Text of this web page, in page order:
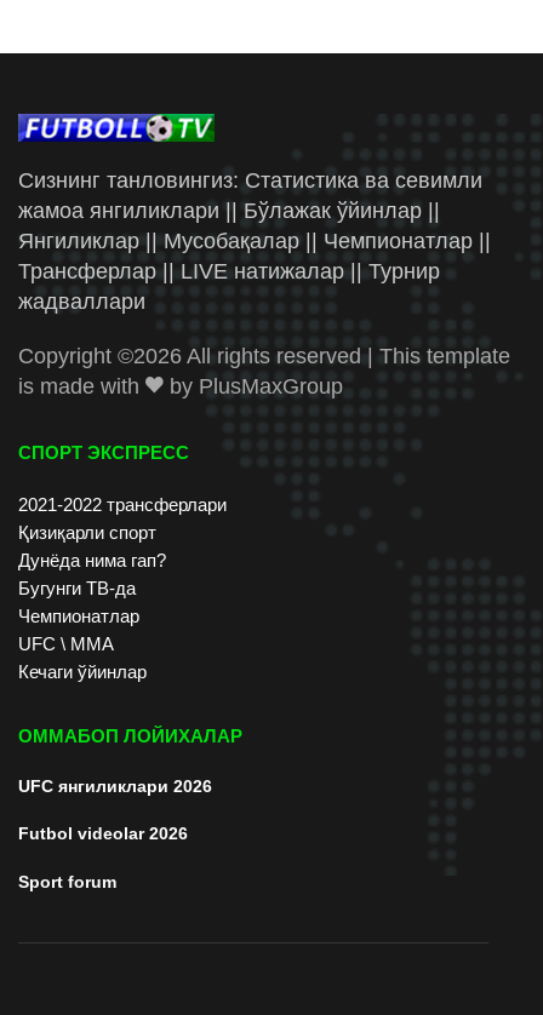
Сизнинг танловингиз: Статистика ва севимли
жамоа янгиликлари || Бўлажак ўйинлар ||
Янгиликлар || Мусобақалар || Чемпионатлар ||
Трансферлар || LIVE натижалар || Турнир
жадваллари
Copyright ©2026 All rights reserved | This template
is made with
by PlusMaxGroup
СПОРТ ЭКСПРЕСС
2021-2022 трансферлари
Қизиқарли спорт
Дунёда нима гап?
Бугунги ТВ-да
Чемпионатлар
UFC \ ММА
Кечаги ўйинлар
ОММАБОП ЛОЙИХАЛАР
UFC янгиликлари 2026
Futbol videolar 2026
Sport forum